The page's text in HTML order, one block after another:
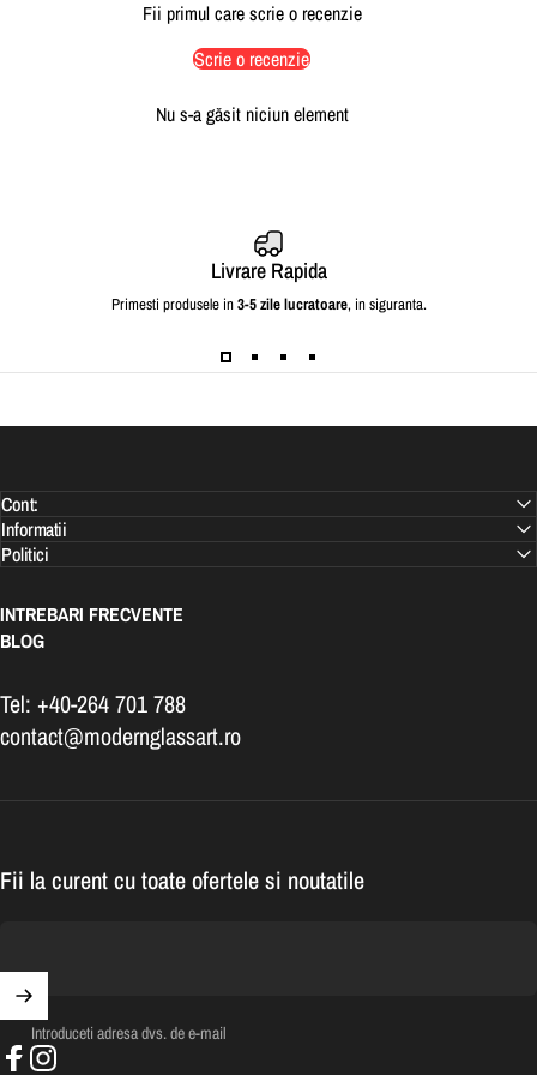
Fii primul care scrie o recenzie
Scrie o recenzie
Nu s-a găsit niciun element
Livrare Rapida
Primesti produsele in3-5 zile lucratoare, in siguranta.
Cont:
Informatii
Politici
INTREBARI FRECVENTE
BLOG
Tel: +40-264 701 788
contact@modernglassart.ro
Fii la curent cu toate ofertele si noutatile
Introduceti adresa dvs. de e-mail